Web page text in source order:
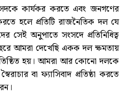
কার্যকর করতে এবং জনগণের
হলে প্রতিটি রাজনৈতিক দল যে
সেই অনুপাতে সংসদে প্রতিনিধিত্ব
আমরা দেখেছি একক দল ক্ষমতায়
হয়। আমরা আর কোনো দলকে
বা ফ্যাসিবাদ প্রতিষ্ঠা করতে